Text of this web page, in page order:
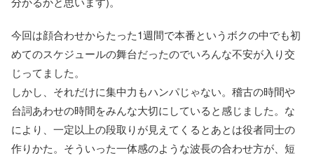
今回は顔合わせからたった1週間で本番というボクの中でも初
めてのスケジュールの舞台だったのでいろんな不安が入り交
じってました。
しかし、それだけに集中力もハンパじゃない。稽古の時間や
台詞あわせの時間をみんな大切にしていると感じました。な
により、一定以上の段取りが見えてくるとあとは役者同士の
作りかた。そういった一体感のような波長の合わせ方が、短